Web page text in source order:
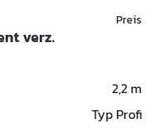
verz.
Preis
2,2 m
Typ Profi